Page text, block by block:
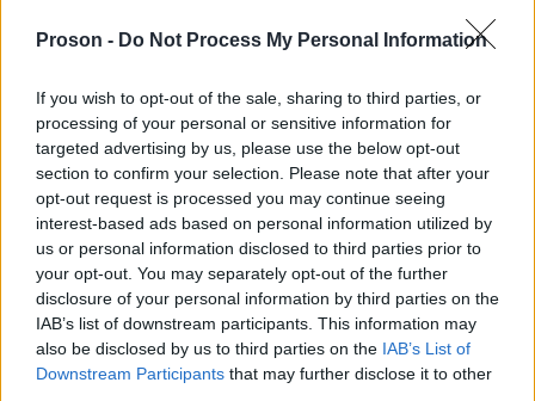
Proson - Do Not Process My Personal Information
If you wish to opt-out of the sale, sharing to third parties, or
processing of your personal or sensitive information for
targeted advertising by us, please use the below opt-out
section to confirm your selection. Please note that after your
opt-out request is processed you may continue seeing
interest-based ads based on personal information utilized by
us or personal information disclosed to third parties prior to
your opt-out. You may separately opt-out of the further
disclosure of your personal information by third parties on the
IAB’s list of downstream participants. This information may
also be disclosed by us to third parties on the IAB’s List of
Downstream Participants that may further disclose it to other
Τα ανεβάζουμε
ηλεκτρονική πλατφόρμα
φορέα ΧΩΡΙΣ ΛΑΘΗ, έγκυρακαι
έγκαιραγια να"κλειδώσετε"την
πρόσληψη ή τον διορισμόσε
οποιοδήποτε φορέατουδημοσίουκαι
σεοποιαδήποτε προκήρυξη.
Κάνουμε τις αιτήσεις έγκυρα και
έγκαιρα για 10.000 ενδιαφερόμενους
κάθε χρόνο